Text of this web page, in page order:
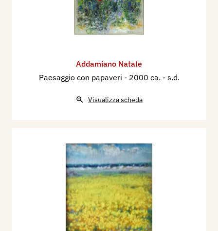
Addamiano Natale
Paesaggio con papaveri - 2000 ca. - s.d.
Visualizza scheda